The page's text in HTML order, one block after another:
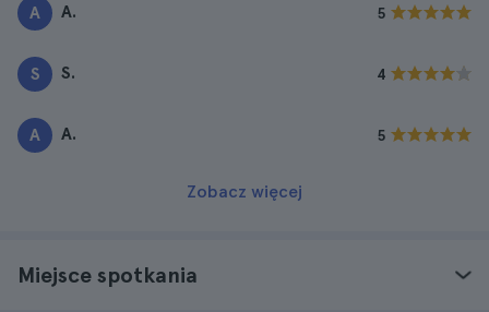
A A. 5
S S. 4
A A. 5
Zobacz więcej
Miejsce spotkania